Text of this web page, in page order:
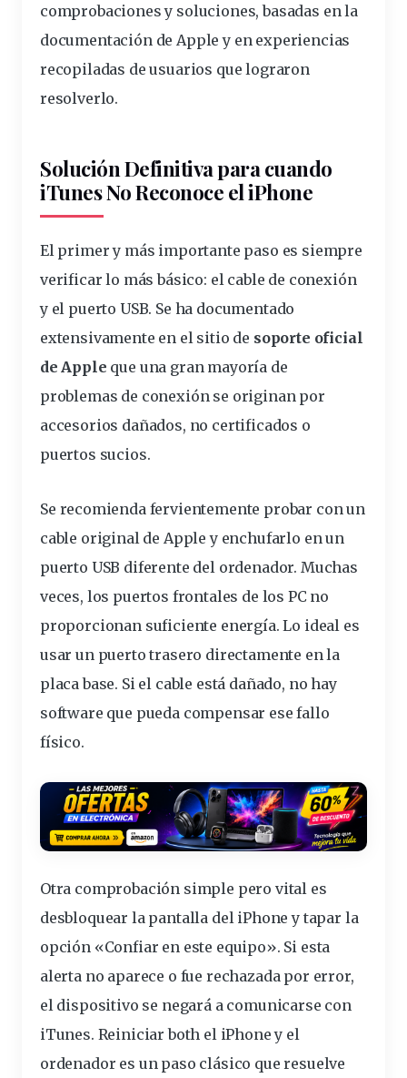
comprobaciones y soluciones, basadas en la
documentación de Apple y en experiencias
recopiladas de usuarios que lograron
resolverlo.
Solución Definitiva para cuando
iTunes No Reconoce el iPhone
El primer y más importante paso es siempre
verificar lo más básico: el cable de conexión
y el puerto USB. Se ha documentado
extensivamente en el sitio de soporte oficial
de Apple que una gran mayoría de
problemas de conexión se originan por
accesorios dañados, no certificados o
puertos sucios.
Se recomienda fervientemente probar con un
cable original de Apple y enchufarlo en un
puerto USB diferente del ordenador. Muchas
veces, los puertos frontales de los PC no
proporcionan suficiente energía. Lo ideal es
usar un puerto trasero directamente en la
placa base. Si el cable está dañado, no hay
software que pueda compensar ese fallo
físico.
Otra comprobación simple pero vital es
desbloquear la pantalla del iPhone y tapar la
opción «Confiar en este equipo». Si esta
alerta no aparece o fue rechazada por error,
el dispositivo se negará a comunicarse con
iTunes. Reiniciar both el iPhone y el
ordenador es un paso clásico que resuelve